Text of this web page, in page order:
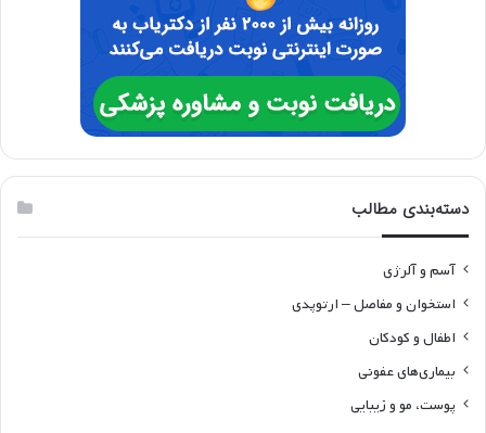
دسته‌بندی مطالب
آسم و آلرژی
استخوان و مفاصل – ارتوپدی
اطفال و کودکان
بیماری‌های عفونی
پوست، مو و زیبایی